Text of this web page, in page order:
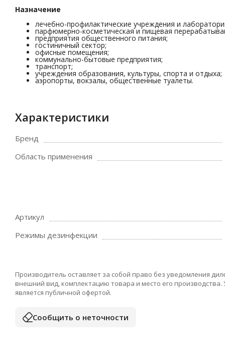
Назначение
лечебно-профилактические учреждения и
парфюмерно-косметическая и пищевая
предприятия общественного питания;
гостиничный сектор;
офисные помещения;
коммунально-бытовые предприятия;
транспорт;
учреждения образования, культуры, спорта и отдыха;
аэропорты, вокзалы, общественные туалеты.
Характеристики
Бренд
Область применения
Артикул
Режимы дезинфекции
Производитель оставляет за собой право без уведомления
внешний вид, комплектацию товара и место его
является публичной офертой.
Сообщить о неточности